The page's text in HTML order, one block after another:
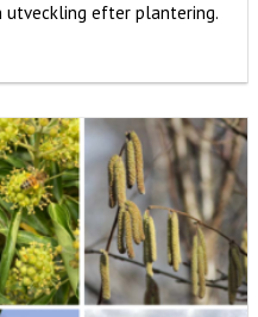
efter plantering.